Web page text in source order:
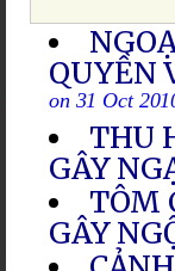
QUYỀN
on 31 Oct
THU
GÂY
TÔM
GÂY